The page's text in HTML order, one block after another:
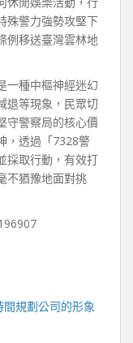
殊警力強勢攻堅下
例移送臺灣雲林地
一種中樞神經迷幻
退等現象，民眾切
守警察局的核心價
，透過「7328警
採取行動，有效打
不猶豫地面對挑
間規劃公司的形象